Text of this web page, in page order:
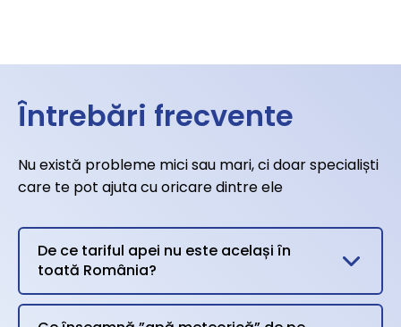
Întrebări frecvente
Nu există probleme mici sau mari, ci doar specialiști
care te pot ajuta cu oricare dintre ele
De ce tariful apei nu este același în
toată România?